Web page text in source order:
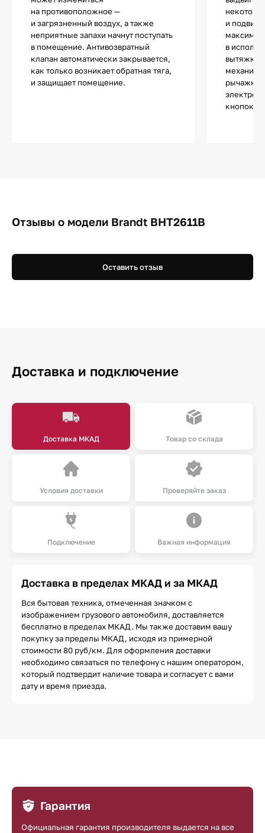
на противоположное —
и загрязненный воздух, а также
неприятные запахи начнут поступать
в помещение. Антивозвратный
клапан автоматически закрывается,
как только возникает обратная тяга,
и защищает помещение.
и
в
вытяжки
кнопок и
Отзывы о модели Brandt BHT2611B
Оставить отзыв
Доставка и подключение
Доставка МКАД Товар со склада
Условия доставки Проверяйте заказ
Подключение Важная информация
Доставка в пределах МКАД и за МКАД
Вся бытовая техника, отмеченная значком с
изображением грузового автомобиля, доставляется
бесплатно в пределах МКАД. Мы также доставим вашу
покупку за пределы МКАД, исходя из примерной
стоимости 80 руб/км. Для оформления доставки
необходимо связаться по телефону с нашим оператором,
который подтвердит наличие товара и согласует с вами
дату и время приезда.
Гарантия
Официальная гарантия производителя выдается на все